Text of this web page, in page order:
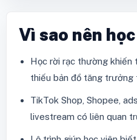
Vì sao nên
Học rời rạc thường
thiếu bản đồ tăng trưởng
TikTok Shop, Shopee,
livestream có liên quan